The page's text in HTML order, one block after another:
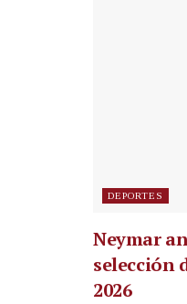
DEPORTES
Neymar
selección
2026